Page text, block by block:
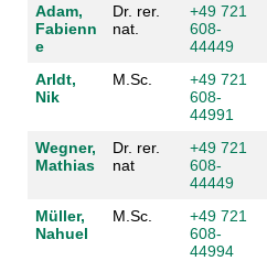
Adam,
Fabienn
e
Dr. rer.
nat.
+49 721
608-
44449
Arldt,
Nik
M.Sc.
+49 721
608-
44991
Wegner,
Mathias
Dr. rer.
nat
+49 721
608-
44449
Müller,
Nahuel
M.Sc.
+49 721
608-
44994